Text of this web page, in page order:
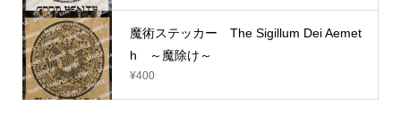
魔術ステッカー The Sigillum Dei Aemet
h ～魔除け～
¥400